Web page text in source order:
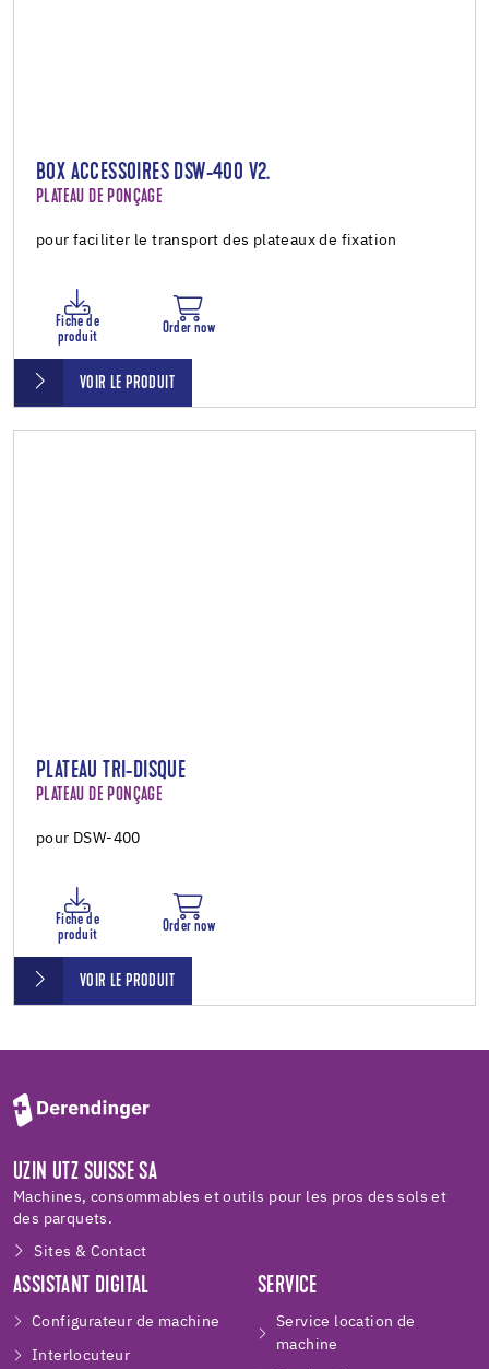
BOX ACCESSOIRES DSW-400 V2.
PLATEAU DE PONÇAGE
pour faciliter le transport des plateaux de fixation
Fiche de
produit
Order now
VOIR LE PRODUIT
PLATEAU TRI-DISQUE
PLATEAU DE PONÇAGE
pour DSW-400
Fiche de
produit
Order now
VOIR LE PRODUIT
UZIN UTZ SUISSE SA
Machines, consommables et outils pour les pros des sols et
des parquets.
Sites & Contact
ASSISTANT DIGITAL
Configurateur de machine
Interlocuteur
SERVICE
Service location de
machine